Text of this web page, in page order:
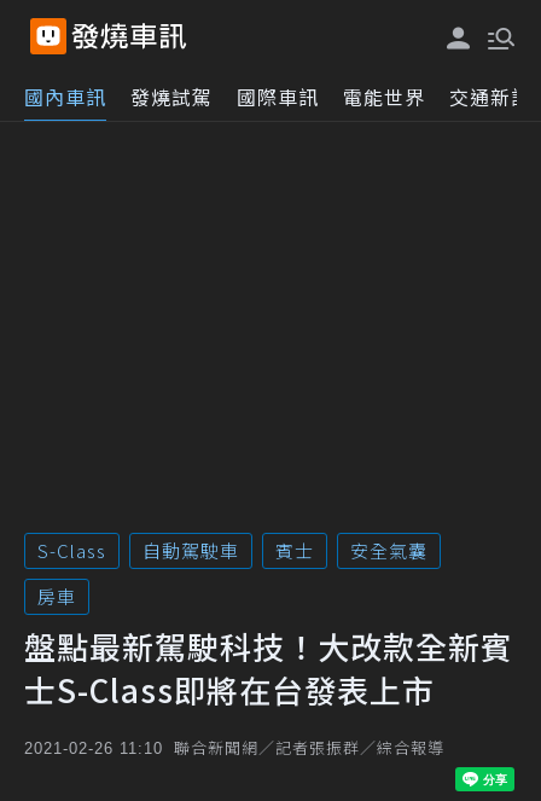
國內車訊 發燒試駕 國際車訊 電能世界 交通新訊
S-Class 自動駕駛車 賓士
安全氣囊
房車
盤點最新駕駛科技！大改款全新賓
士S-Class即將在台發表上市
2021-02-26 11:10 聯合新聞網／記者張振群／綜合報導